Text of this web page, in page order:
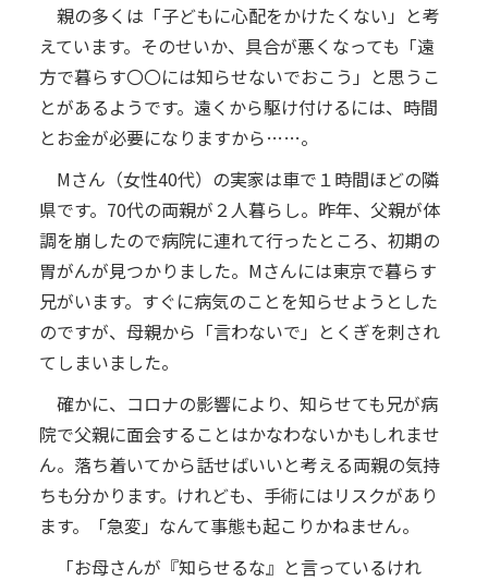
親の多くは「子どもに心配をかけたくない」と考
えています。そのせいか、具合が悪くなっても「遠
方で暮らす〇〇には知らせないでおこう」と思うこ
とがあるようです。遠くから駆け付けるには、時間
とお金が必要になりますから……。
Mさん（女性40代）の実家は車で１時間ほどの隣
県です。70代の両親が２人暮らし。昨年、父親が体
調を崩したので病院に連れて行ったところ、初期の
胃がんが見つかりました。Mさんには東京で暮らす
兄がいます。すぐに病気のことを知らせようとした
のですが、母親から「言わないで」とくぎを刺され
てしまいました。
確かに、コロナの影響により、知らせても兄が病
院で父親に面会することはかなわないかもしれませ
ん。落ち着いてから話せばいいと考える両親の気持
ちも分かります。けれども、手術にはリスクがあり
ます。「急変」なんて事態も起こりかねません。
「お母さんが『知らせるな』と言っているけれ